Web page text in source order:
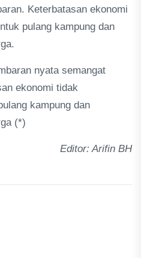
Keterbatasan ekonomi
pulang kampung dan
nyata semangat
ekonomi tidak
kampung dan
(*)
Editor: Arifin BH